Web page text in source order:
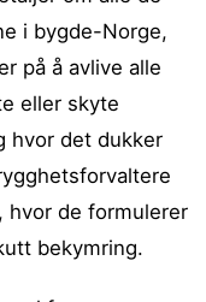
i bygde-Norge,
på å avlive alle
eller skyte
hvor det dukker
hvor de formulerer
bekymring.